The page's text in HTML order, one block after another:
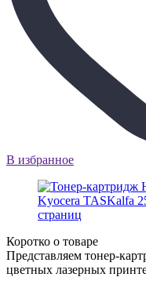
В избранное
Коротко о товаре
Представляем тонер-
цветных лазерных